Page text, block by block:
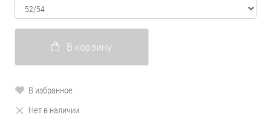
В корзину
В избранное
Нет в наличии